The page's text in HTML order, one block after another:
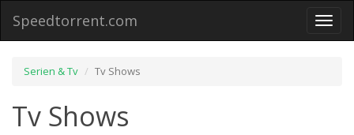
Toggle
Speedtorrent.com
Serien & Tv Tv Shows
Tv Shows